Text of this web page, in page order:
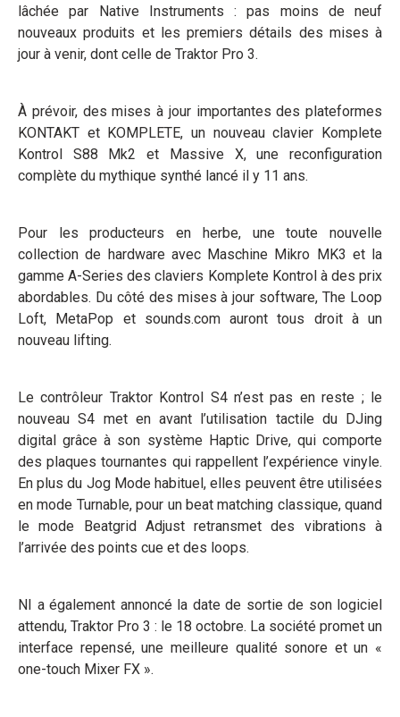
lâchée par Native Instruments : pas moins de neuf
nouveaux produits et les premiers détails des mises à
jour à venir, dont celle de Traktor Pro 3.
À prévoir, des mises à jour importantes des plateformes
KONTAKT et KOMPLETE, un nouveau clavier Komplete
Kontrol S88 Mk2 et Massive X, une reconfiguration
complète du mythique synthé lancé il y 11 ans.
Pour les producteurs en herbe, une toute nouvelle
collection de hardware avec Maschine Mikro MK3 et la
gamme A-Series des claviers Komplete Kontrol à des prix
abordables. Du côté des mises à jour software, The Loop
Loft, MetaPop et sounds.com auront tous droit à un
nouveau lifting.
Le contrôleur Traktor Kontrol S4 n’est pas en reste ; le
nouveau S4 met en avant l’utilisation tactile du DJing
digital grâce à son système Haptic Drive, qui comporte
des plaques tournantes qui rappellent l’expérience vinyle.
En plus du Jog Mode habituel, elles peuvent être utilisées
en mode Turnable, pour un beat matching classique, quand
le mode Beatgrid Adjust retransmet des vibrations à
l’arrivée des points cue et des loops.
NI a également annoncé la date de sortie de son logiciel
attendu, Traktor Pro 3 : le 18 octobre. La société promet un
interface repensé, une meilleure qualité sonore et un «
one-touch Mixer FX ».